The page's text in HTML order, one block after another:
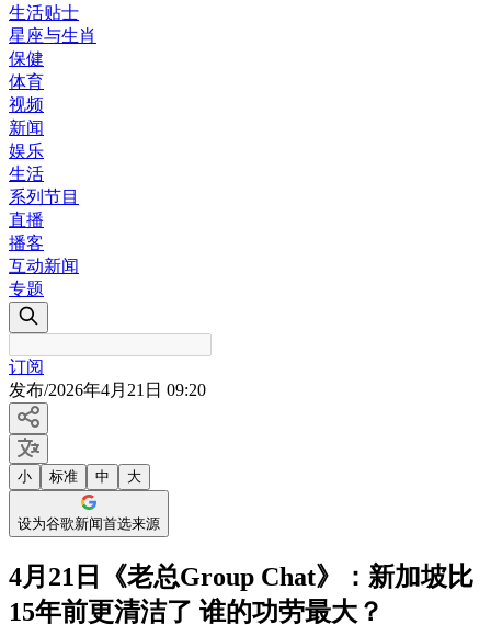
生活贴士
星座与生肖
保健
体育
视频
新闻
娱乐
生活
系列节目
直播
播客
互动新闻
专题
订阅
发布/2026年4月21日 09:20
小 标准 中 大
设为谷歌新闻首选来源
4月21日《老总Group Chat》：新加坡比
15年前更清洁了 谁的功劳最大？